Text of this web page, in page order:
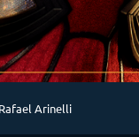
Arinelli